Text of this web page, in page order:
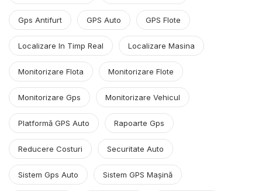
Gps Antifurt GPS Auto GPS Flote
Localizare In Timp Real Localizare Masina
Monitorizare Flota Monitorizare Flote
Monitorizare Gps Monitorizare Vehicul
Platformă GPS Auto Rapoarte Gps
Reducere Costuri Securitate Auto
Sistem Gps Auto Sistem GPS Mașină